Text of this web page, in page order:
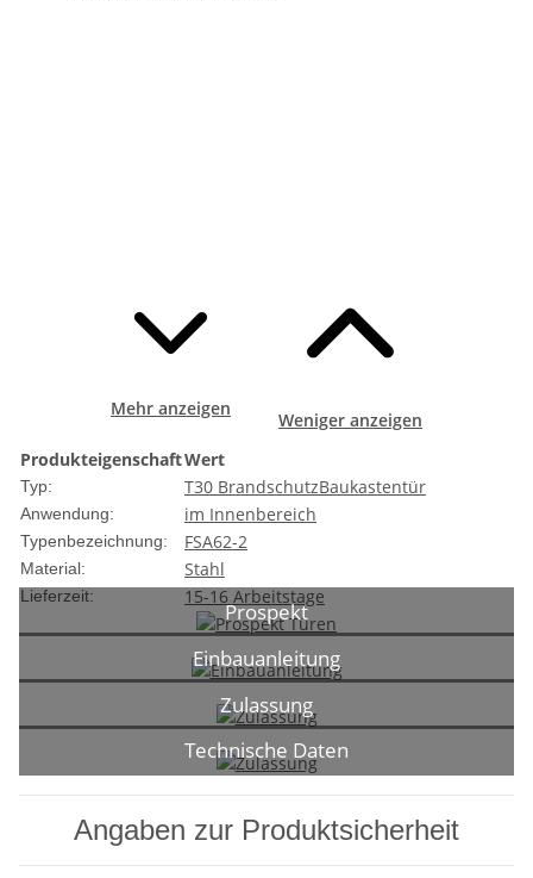
Mehr anzeigen
Weniger anzeigen
ProdukteigenschaftWert
Typ: T30 BrandschutzBaukastentür
Anwendung: im Innenbereich
Typenbezeichnung: FSA62-2
Material: Stahl
Lieferzeit: 15-16 Arbeitstage
Prospekt
Einbauanleitung
Zulassung
Technische Daten
Angaben zur Produktsicherheit